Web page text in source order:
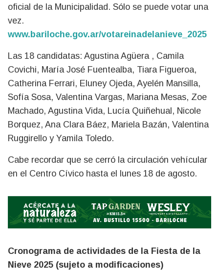
oficial de la Municipalidad. Sólo se puede votar una
vez.
www.bariloche.gov.ar/votareinadelanieve_2025
Las 18 candidatas: Agustina Agüera , Camila
Covichi, María José Fuentealba, Tiara Figueroa,
Catherina Ferrari, Eluney Ojeda, Ayelén Mansilla,
Sofía Sosa, Valentina Vargas, Mariana Mesas, Zoe
Machado, Agustina Vida, Lucía Quiñehual, Nicole
Borquez, Ana Clara Báez, Mariela Bazán, Valentina
Ruggirello y Yamila Toledo.
Cabe recordar que se cerró la circulación vehícular
en el Centro Cívico hasta el lunes 18 de agosto.
Cronograma de actividades de la Fiesta de la
Nieve 2025 (sujeto a modificaciones)